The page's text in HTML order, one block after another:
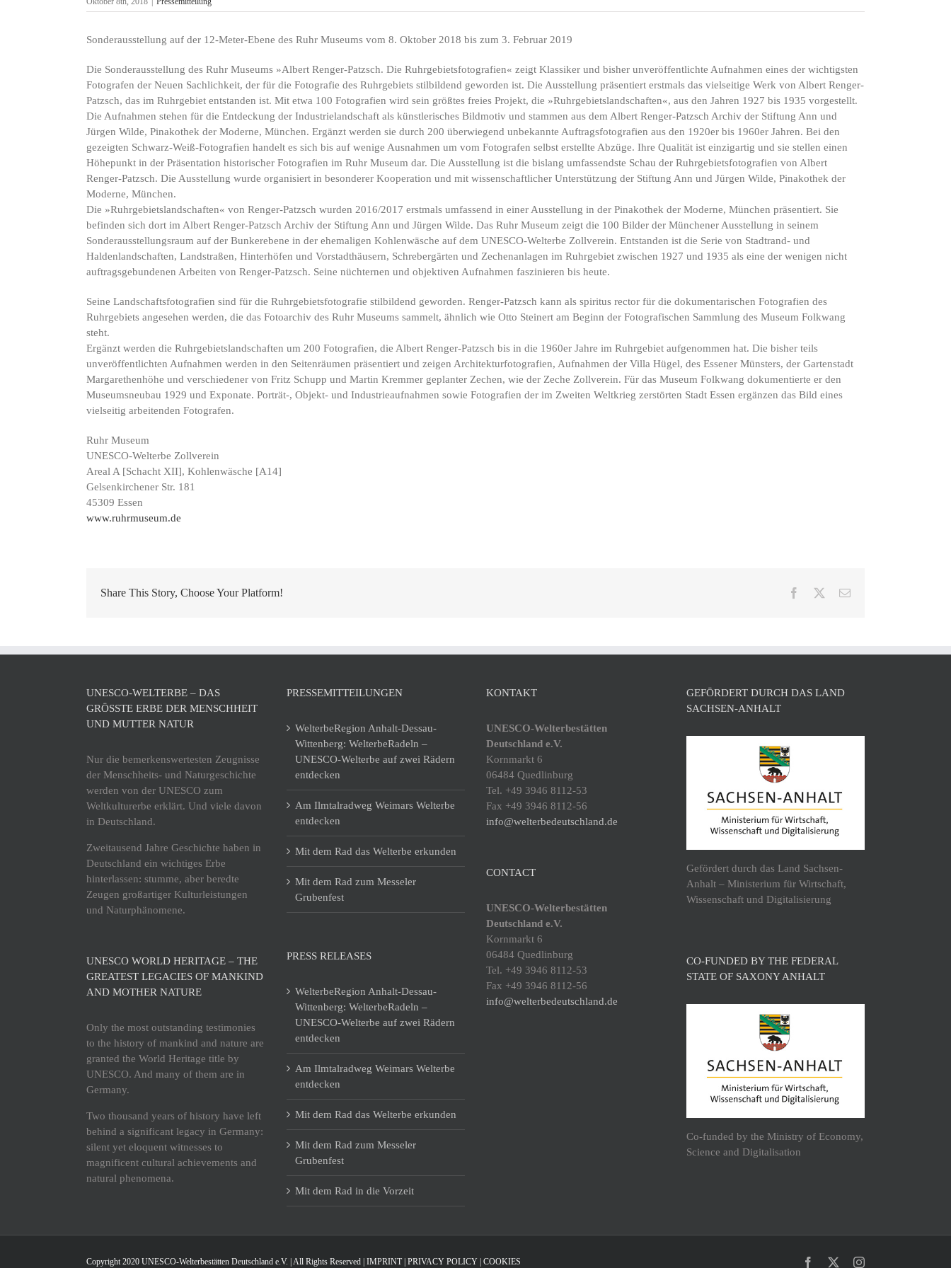
Sonderausstellung auf der 12-Meter-Ebene des Ruhr Museums vom 8. Oktober 2018 bis zum 3. Februar 2019
Die Sonderausstellung des Ruhr Museums »Albert Renger-Patzsch. Die Ruhrgebietsfotografien« zeigt Klassiker und bisher unveröffentlichte Aufnahmen eines der wichtigsten
Fotografen der Neuen Sachlichkeit, der für die Fotografie des Ruhrgebiets stilbildend geworden ist. Die Ausstellung präsentiert erstmals das vielseitige Werk von Albert Renger-
Patzsch, das im Ruhrgebiet entstanden ist. Mit etwa 100 Fotografien wird sein größtes freies Projekt, die »Ruhrgebietslandschaften«, aus den Jahren 1927 bis 1935 vorgestellt.
Die Aufnahmen stehen für die Entdeckung der Industrielandschaft als künstlerisches Bildmotiv und stammen aus dem Albert Renger-Patzsch Archiv der Stiftung Ann und
Jürgen Wilde, Pinakothek der Moderne, München. Ergänzt werden sie durch 200 überwiegend unbekannte Auftragsfotografien aus den 1920er bis 1960er Jahren. Bei den
gezeigten Schwarz-Weiß-Fotografien handelt es sich bis auf wenige Ausnahmen um vom Fotografen selbst erstellte Abzüge. Ihre Qualität ist einzigartig und sie stellen einen
Höhepunkt in der Präsentation historischer Fotografien im Ruhr Museum dar. Die Ausstellung ist die bislang umfassendste Schau der Ruhrgebietsfotografien von Albert
Renger-Patzsch. Die Ausstellung wurde organisiert in besonderer Kooperation und mit wissenschaftlicher Unterstützung der Stiftung Ann und Jürgen Wilde, Pinakothek der
Moderne, München.
Die »Ruhrgebietslandschaften« von Renger-Patzsch wurden 2016/2017 erstmals umfassend in einer Ausstellung in der Pinakothek der Moderne, München präsentiert. Sie
befinden sich dort im Albert Renger-Patzsch Archiv der Stiftung Ann und Jürgen Wilde. Das Ruhr Museum zeigt die 100 Bilder der Münchener Ausstellung in seinem
Sonderausstellungsraum auf der Bunkerebene in der ehemaligen Kohlenwäsche auf dem UNESCO-Welterbe Zollverein. Entstanden ist die Serie von Stadtrand- und
Haldenlandschaften, Landstraßen, Hinterhöfen und Vorstadthäusern, Schrebergärten und Zechenanlagen im Ruhrgebiet zwischen 1927 und 1935 als eine der wenigen nicht
auftragsgebundenen Arbeiten von Renger-Patzsch. Seine nüchternen und objektiven Aufnahmen faszinieren bis heute.
Seine Landschaftsfotografien sind für die Ruhrgebietsfotografie stilbildend geworden. Renger-Patzsch kann als spiritus rector für die dokumentarischen Fotografien des
Ruhrgebiets angesehen werden, die das Fotoarchiv des Ruhr Museums sammelt, ähnlich wie Otto Steinert am Beginn der Fotografischen Sammlung des Museum Folkwang
steht.
Ergänzt werden die Ruhrgebietslandschaften um 200 Fotografien, die Albert Renger-Patzsch bis in die 1960er Jahre im Ruhrgebiet aufgenommen hat. Die bisher teils
unveröffentlichten Aufnahmen werden in den Seitenräumen präsentiert und zeigen Architekturfotografien, Aufnahmen der Villa Hügel, des Essener Münsters, der Gartenstadt
Margarethenhöhe und verschiedener von Fritz Schupp und Martin Kremmer geplanter Zechen, wie der Zeche Zollverein. Für das Museum Folkwang dokumentierte er den
Museumsneubau 1929 und Exponate. Porträt-, Objekt- und Industrieaufnahmen sowie Fotografien der im Zweiten Weltkrieg zerstörten Stadt Essen ergänzen das Bild eines
vielseitig arbeitenden Fotografen.
Ruhr Museum
UNESCO-Welterbe Zollverein
Areal A [Schacht XII], Kohlenwäsche [A14]
Gelsenkirchener Str. 181
45309 Essen
www.ruhrmuseum.de
Share This Story, Choose Your Platform! Facebook
E-
UNESCO-WELTERBE – DAS
GRÖSSTE ERBE DER MENSCHHEIT U
ND MUTTER NATUR
Nur die bemerkenswertesten Zeugnisse
der Menschheits- und Naturgeschichte
werden von der UNESCO zum
Weltkulturerbe erklärt. Und viele davon
in Deutschland.
Zweitausend Jahre Geschichte haben in
Deutschland ein wichtiges Erbe
hinterlassen: stumme, aber beredte
Zeugen großartiger Kulturleistungen
und Naturphänomene.
UNESCO WORLD HERITAGE – THE
GREATEST LEGACIES OF MANKIND
AND MOTHER NATURE
Only the most outstanding testimonies
to the history of mankind and nature are
granted the World Heritage title by
UNESCO. And many of them are in
Germany.
Two thousand years of history have left
behind a significant legacy in Germany:
silent yet eloquent witnesses to
magnificent cultural achievements and
natural phenomena.
PRESSEMITTEILUNGEN
WelterbeRegion Anhalt-Dessau-
Wittenberg: WelterbeRadeln –
UNESCO-Welterbe auf zwei Rädern
entdecken
Am Ilmtalradweg Weimars Welterbe
entdecken
Mit dem Rad das Welterbe erkunden
Mit dem Rad zum Messeler
Grubenfest
PRESS RELEASES
WelterbeRegion Anhalt-Dessau-
Wittenberg: WelterbeRadeln –
UNESCO-Welterbe auf zwei Rädern
entdecken
Am Ilmtalradweg Weimars Welterbe
entdecken
Mit dem Rad das Welterbe erkunden
Mit dem Rad zum Messeler
Grubenfest
Mit dem Rad in die Vorzeit
KONTAKT
UNESCO-Welterbestätten
Deutschland e.V.
Kornmarkt 6
06484 Quedlinburg
Tel. +49 3946 8112-53
Fax +49 3946 8112-56
info@welterbedeutschland.de
CONTACT
UNESCO-Welterbestätten
Deutschland e.V.
Kornmarkt 6
06484 Quedlinburg
Tel. +49 3946 8112-53
Fax +49 3946 8112-56
info@welterbedeutschland.de
GEFÖRDERT DURCH DAS LAND
SACHSEN-ANHALT
Gefördert durch das Land Sachsen-
Anhalt – Ministerium für Wirtschaft,
Wissenschaft und Digitalisierung
CO-FUNDED BY THE FEDERAL
STATE OF SAXONY ANHALT
Co-funded by the Ministry of Economy,
Science and Digitalisation
Copyright 2020 UNESCO-Welterbestätten Deutschland e.V. | All Rights Reserved | IMPRINT| PRIVACY POLICY | COOKIES Facebook Instagram